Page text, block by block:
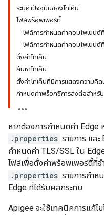
ระบุค่าปัจจุบันของโทเค็น
ไฟล์พร็อพเพอร์ตี้
ไฟล์การกำหนดค่าคอมโพเนนต์
ไฟล์การกำหนดค่าคอมโพเนนต์
ตั้งค่าโทเค็น
ค้นหาโทเค็น
ตั้งค่าโทเค็นที่มีการแสดงความคิด
กำหนดค่าพร็อกซีการส่งต่อสำหรั
หากต้องการกำหนดค่า Edge
.properties รายการ แล
กำหนดค่า TLS/SSL ใน
ไฟล์เพื่อตั้งค่าพร็อพเพอร์ตี้ที่
.properties รายการกำ
Edge ที่ได้รับผลกระทบ
Apigee จะใช้เทคนิคการแก้ไ